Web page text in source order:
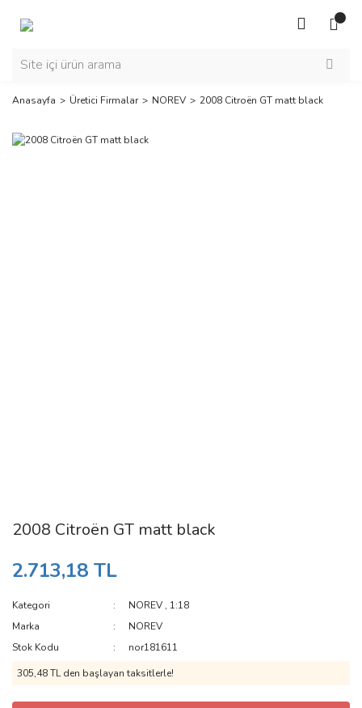
Anasayfa Üretici Firmalar NOREV 2008 Citroën GT matt black
2008 Citroën GT matt black
2.713,18 TL
Kategori NOREV , 1:18
Marka
NOREV
Stok Kodu
nor181611
305,48 TL den başlayan taksitlerle!